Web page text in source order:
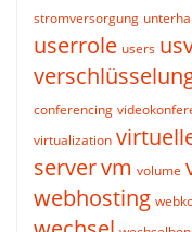
stromversorgung
userrole users
conferencing
virtualization
servervm volume
webhosting